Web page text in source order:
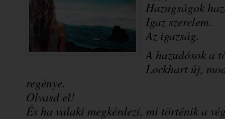
Hazugságok
Igaz szerelem.
Az igazság.
A hazudósok a
Lockhart új,
regénye.
Olvasd el!
És ha valaki megkérdezi, mi történik a